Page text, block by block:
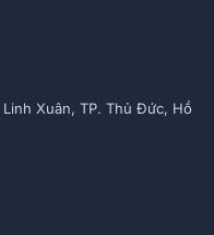
Xuân, TP. Thủ Đức, Hồ